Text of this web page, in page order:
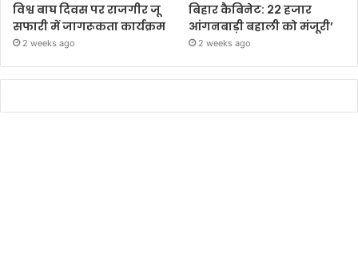
विश्व बाघ दिवस पर राजगीर जू
सफारी में जागरूकता कार्यक्रम
2 weeks ago
बिहार कैबिनेट: 22 हजार
आंगनबाड़ी बहाली को मंजूरी’
2 weeks ago